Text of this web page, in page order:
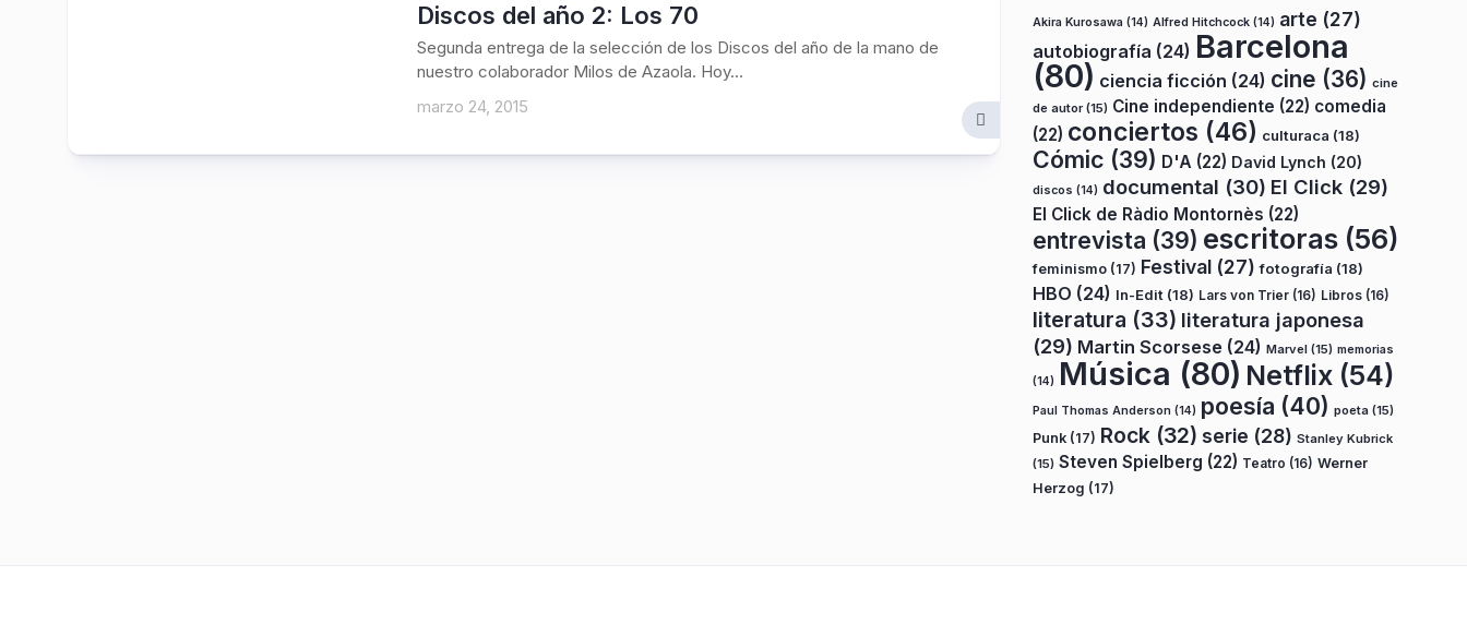
Discos del año 2: Los 70
Segunda entrega de la selección de los Discos del año de la mano de
nuestro colaborador Milos de Azaola. Hoy...
marzo 24, 2015
Akira Kurosawa (14) Alfred Hitchcock (14) arte (27)
autobiografía (24) Barcelona
(80) ciencia ficción (24) cine (36) cine
de autor(15) Cine independiente (22) comedia
(22) conciertos (46) culturaca (18)
Cómic (39) D'A (22) David Lynch (20)
discos (14) documental (30) El Click (29)
El Click de Ràdio Montornès (22)
entrevista (39) escritoras (56)
feminismo (17) Festival (27) fotografía (18)
HBO (24) In-Edit (18) Lars von Trier (16) Libros (16)
literatura (33) literatura japonesa
(29) Martin Scorsese (24) Marvel (15) memorias
(14) Música (80) Netflix (54)
Paul Thomas Anderson (14) poesía (40) poeta (15)
Punk (17) Rock (32) serie (28) Stanley Kubrick
(15) Steven Spielberg (22) Teatro (16) Werner
Herzog (17)